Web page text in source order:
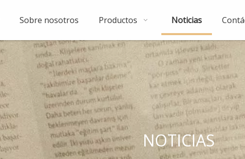
Sobre nosotros Productos Noticias
NOTICIAS